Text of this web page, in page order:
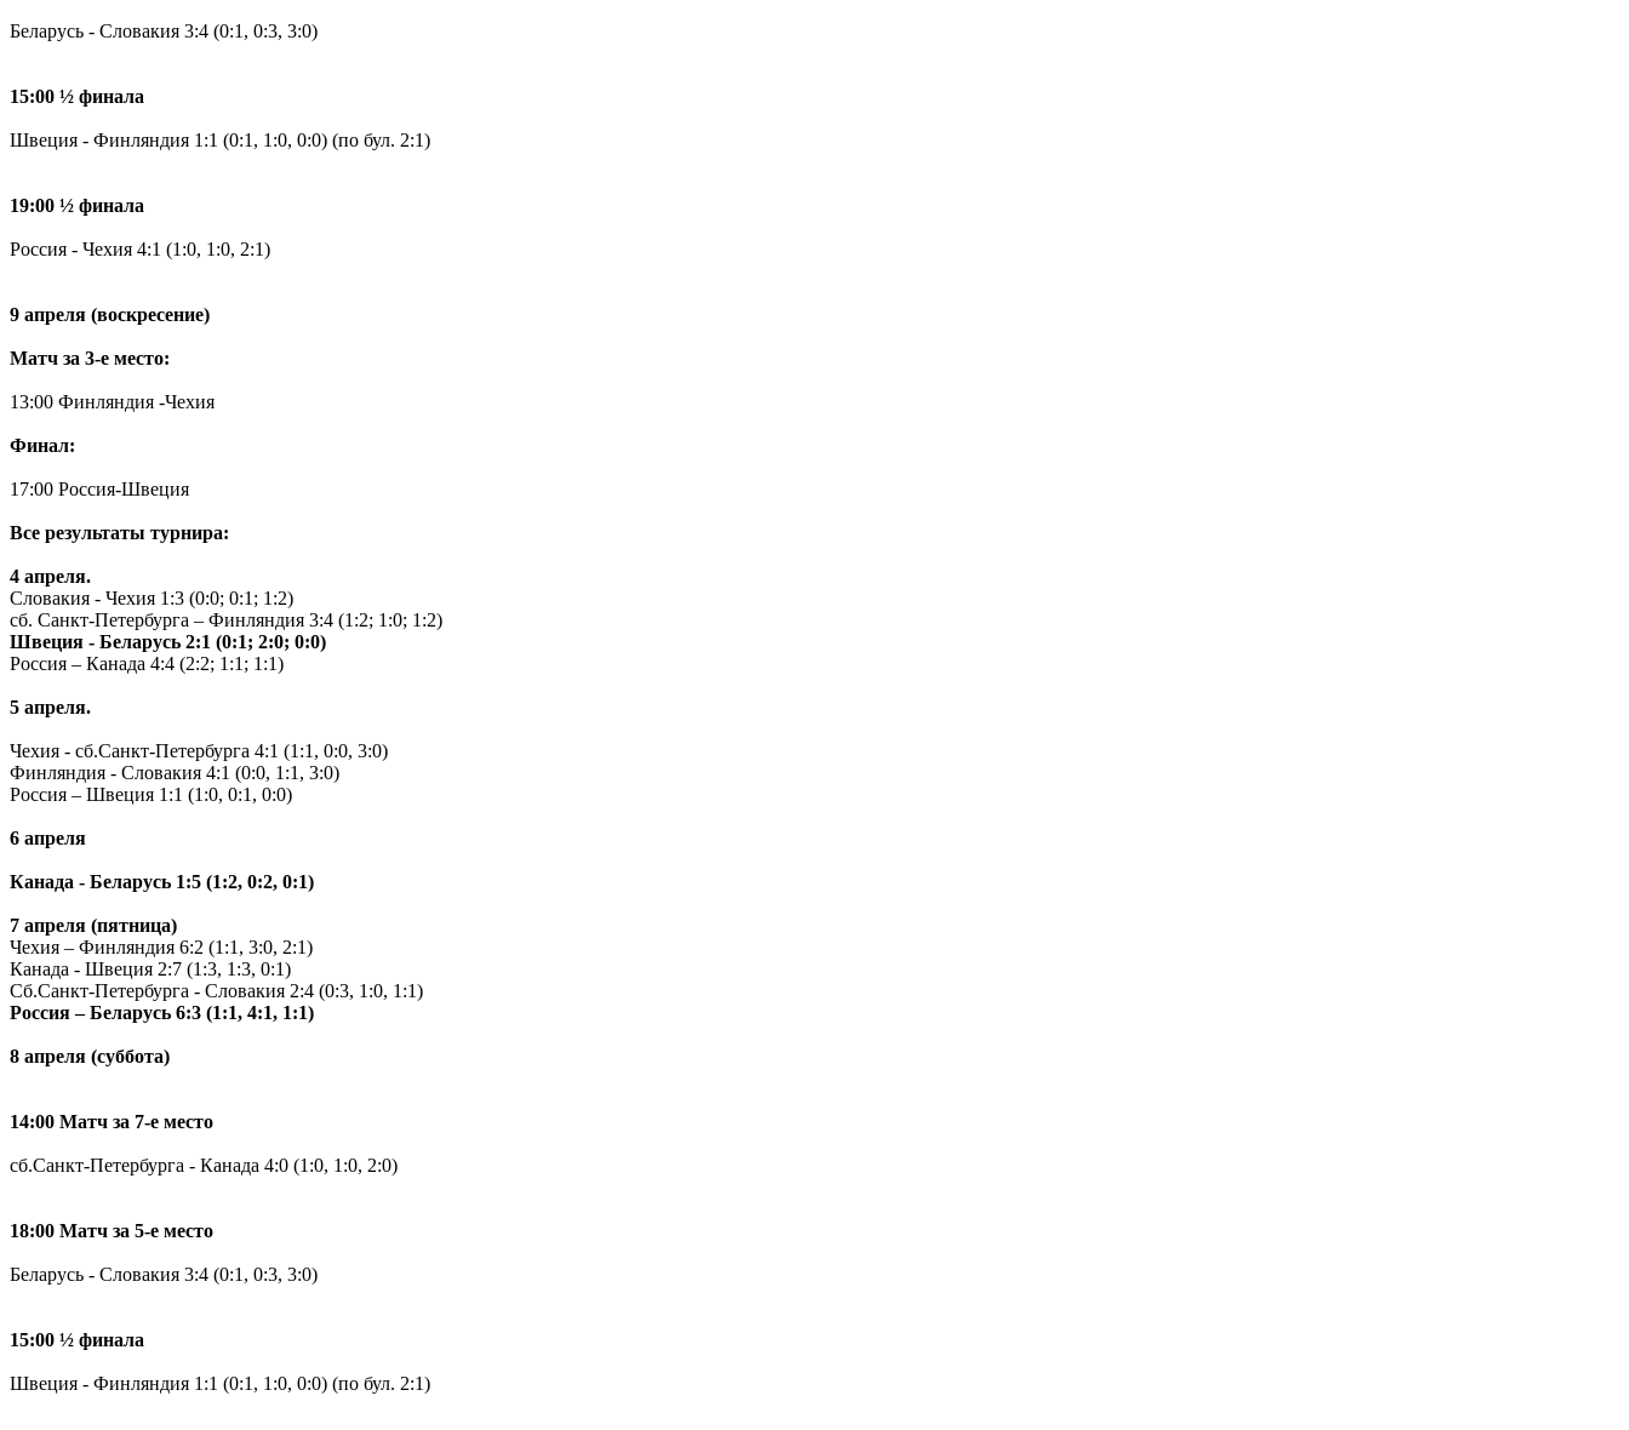
Беларусь - Словакия 3:4 (0:1, 0:3, 3:0)
15:00 ½ финала
Швеция - Финляндия 1:1 (0:1, 1:0, 0:0) (по бул. 2:1)
19:00 ½ финала
Россия - Чехия 4:1 (1:0, 1:0, 2:1)
9 апреля (воскресение)
Матч за 3-е место:
13:00 Финляндия -Чехия
Финал:
17:00 Россия-Швеция
Все результаты турнира:
4 апреля.
Словакия - Чехия 1:3 (0:0; 0:1; 1:2)
сб. Санкт-Петербурга – Финляндия 3:4 (1:2; 1:0; 1:2)
Швеция - Беларусь 2:1 (0:1; 2:0; 0:0)
Россия – Канада 4:4 (2:2; 1:1; 1:1)
5 апреля.
Чехия - сб.Санкт-Петербурга 4:1 (1:1, 0:0, 3:0)
Финляндия - Словакия 4:1 (0:0, 1:1, 3:0)
Россия – Швеция 1:1 (1:0, 0:1, 0:0)
6 апреля
Канада - Беларусь 1:5 (1:2, 0:2, 0:1)
7 апреля (пятница)
Чехия – Финляндия 6:2 (1:1, 3:0, 2:1)
Канада - Швеция 2:7 (1:3, 1:3, 0:1)
Сб.Санкт-Петербурга - Словакия 2:4 (0:3, 1:0, 1:1)
Россия – Беларусь 6:3 (1:1, 4:1, 1:1)
8 апреля (суббота)
14:00 Матч за 7-е место
сб.Санкт-Петербурга - Канада 4:0 (1:0, 1:0, 2:0)
18:00 Матч за 5-е место
Беларусь - Словакия 3:4 (0:1, 0:3, 3:0)
15:00 ½ финала
Швеция - Финляндия 1:1 (0:1, 1:0, 0:0) (по бул. 2:1)